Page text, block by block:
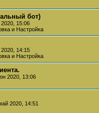
бот)
2020, 15:06
и Настройка
2020, 14:15
и Настройка
2020, 13:06
2020, 14:51